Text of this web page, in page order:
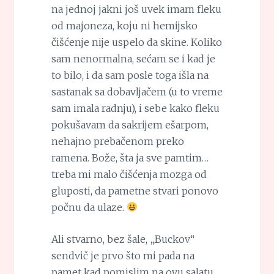
na jednoj jakni još uvek imam fleku
od majoneza, koju ni hemijsko
čišćenje nije uspelo da skine. Koliko
sam nenormalna, sećam se i kad je
to bilo, i da sam posle toga išla na
sastanak sa dobavljačem (u to vreme
sam imala radnju), i sebe kako fleku
pokušavam da sakrijem ešarpom,
nehajno prebačenom preko
ramena. Bože, šta ja sve pamtim…
treba mi malo čišćenja mozga od
gluposti, da pametne stvari ponovo
počnu da ulaze.
Ali stvarno, bez šale, „Buckov“
sendvič je prvo što mi pada na